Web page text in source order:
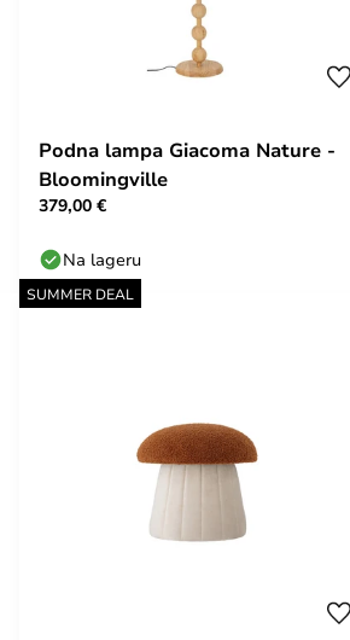
Podna lampa Giacoma Nature -
Bloomingville
379,00 €
Na lageru
SUMMER DEAL